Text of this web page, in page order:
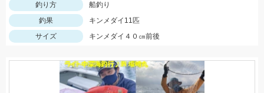
釣り方
船釣り
釣果
キンメダイ11匹
サイズ
キンメダイ４０㎝前後